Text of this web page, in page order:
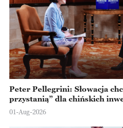
Peter Pellegrini: Słowacja
przystanią” dla chińskich
Europejskiej
01-Aug-2026